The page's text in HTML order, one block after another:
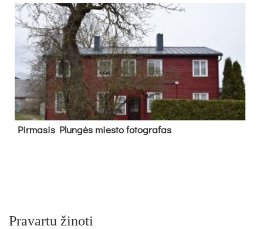
Pir­ma­sis Plun­gės mies­to fo­tog­ra­fas
Pravartu žinoti